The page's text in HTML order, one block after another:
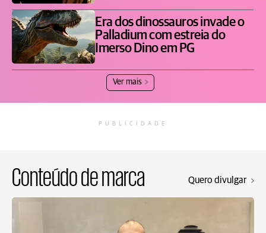
Era dos dinossauros invade o
Palladium com estreia do
Imerso Dino em PG
Ver mais
PUBLICIDADE
Conteúdo de marca Quero divulgar